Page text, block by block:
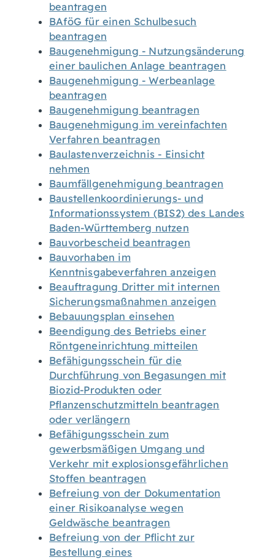
beantragen
BAföG für einen Schulbesuch
beantragen
Baugenehmigung - Nutzungsänderung
einer baulichen Anlage beantragen
Baugenehmigung - Werbeanlage
beantragen
Baugenehmigung beantragen
Baugenehmigung im vereinfachten
Verfahren beantragen
Baulastenverzeichnis - Einsicht
nehmen
Baumfällgenehmigung beantragen
Baustellenkoordinierungs- und
Informationssystem (BIS2) des Landes
Baden-Württemberg nutzen
Bauvorbescheid beantragen
Bauvorhaben im
Kenntnisgabeverfahren anzeigen
Beauftragung Dritter mit internen
Sicherungsmaßnahmen anzeigen
Bebauungsplan einsehen
Beendigung des Betriebs einer
Röntgeneinrichtung mitteilen
Befähigungsschein für die
Durchführung von Begasungen mit
Biozid-Produkten oder
Pflanzenschutzmitteln beantragen
oder verlängern
Befähigungsschein zum
gewerbsmäßigen Umgang und
Verkehr mit explosionsgefährlichen
Stoffen beantragen
Befreiung von der Dokumentation
einer Risikoanalyse wegen
Geldwäsche beantragen
Befreiung von der Pflicht zur
Bestellung eines